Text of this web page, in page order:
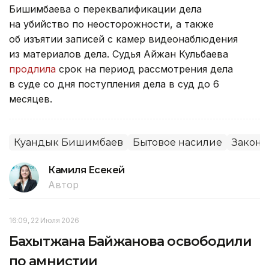
Бишимбаева о переквалификации дела
на убийство по неосторожности, а также
об изъятии записей с камер видеонаблюдения
из материалов дела. Судья Айжан Кульбаева
продлила срок на период рассмотрения дела
в суде со дня поступления дела в суд до 6
месяцев.
Куандык Бишимбаев Бытовое насилие Закон
Камиля Есекей
Автор
16:09, 22 Июля 2026
Бахытжана Байжанова освободили
по амнистии